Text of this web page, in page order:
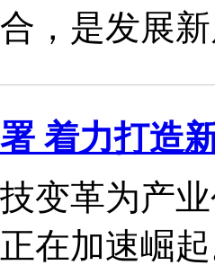
，是发展
着力打造
变革为产
在加速崛